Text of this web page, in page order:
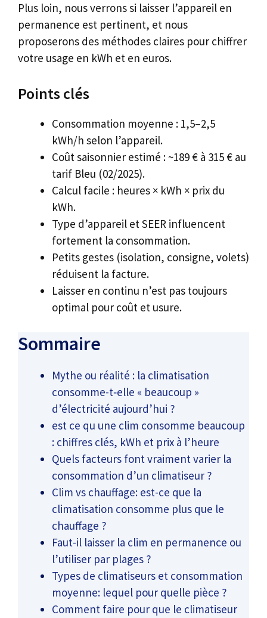
Plus loin, nous verrons si laisser l’appareil en
permanence est pertinent, et nous
proposerons des méthodes claires pour chiffrer
votre usage en kWh et en euros.
Points clés
Consommation moyenne : 1,5–2,5
kWh/h selon l’appareil.
Coût saisonnier estimé : ~189 € à 315 € au
tarif Bleu (02/2025).
Calcul facile : heures × kWh × prix du
kWh.
Type d’appareil et SEER influencent
fortement la consommation.
Petits gestes (isolation, consigne, volets)
réduisent la facture.
Laisser en continu n’est pas toujours
optimal pour coût et usure.
Sommaire
Mythe ou réalité : la climatisation
consomme-t‑elle « beaucoup »
d’électricité aujourd’hui ?
est ce qu une clim consomme beaucoup
: chiffres clés, kWh et prix à l’heure
Quels facteurs font vraiment varier la
consommation d’un climatiseur ?
Clim vs chauffage: est-ce que la
climatisation consomme plus que le
chauffage ?
Faut-il laisser la clim en permanence ou
l’utiliser par plages ?
Types de climatiseurs et consommation
moyenne: lequel pour quelle pièce ?
Comment faire pour que le climatiseur